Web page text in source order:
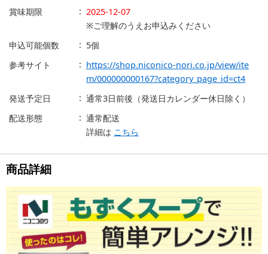
賞味期限
2025-12-07
※ご理解のうえお申込みください
申込可能個数
5個
参考サイト
https://shop.niconico-nori.co.jp/view/ite
m/000000000167?category_page_id=ct4
発送予定日
通常3日前後（発送日カレンダー休日除く）
配送形態
通常配送
詳細は こちら
商品詳細